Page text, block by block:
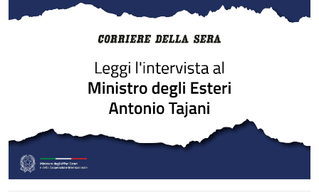
Tajani: "Va rafforzata la difesa europea ma nella Nato con gli Usa"